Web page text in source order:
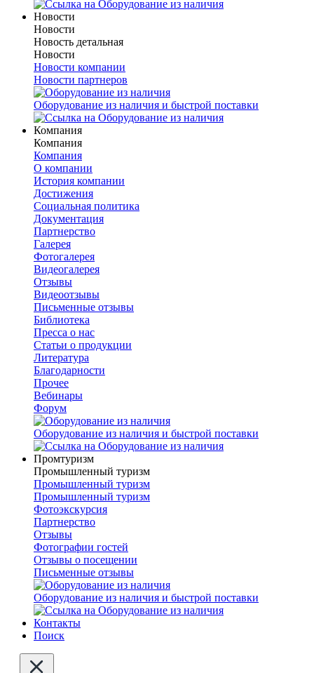
Новости
Новости
Новость детальная
Новости
Новости компании
Новости партнеров
Оборудование из наличия и быстрой поставки
Компания
Компания
Компания
О компании
История компании
Достижения
Социальная политика
Документация
Партнерство
Галерея
Фотогалерея
Видеогалерея
Отзывы
Видеоотзывы
Письменные отзывы
Библиотека
Пресса о нас
Статьи о продукции
Литература
Благодарности
Прочее
Вебинары
Форум
Оборудование из наличия и быстрой поставки
Промтуризм
Промышленный туризм
Промышленный туризм
Промышленный туризм
Фотоэкскурсия
Партнерство
Отзывы
Фотографии гостей
Отзывы о посещении
Письменные отзывы
Оборудование из наличия и быстрой поставки
Контакты
Поиск